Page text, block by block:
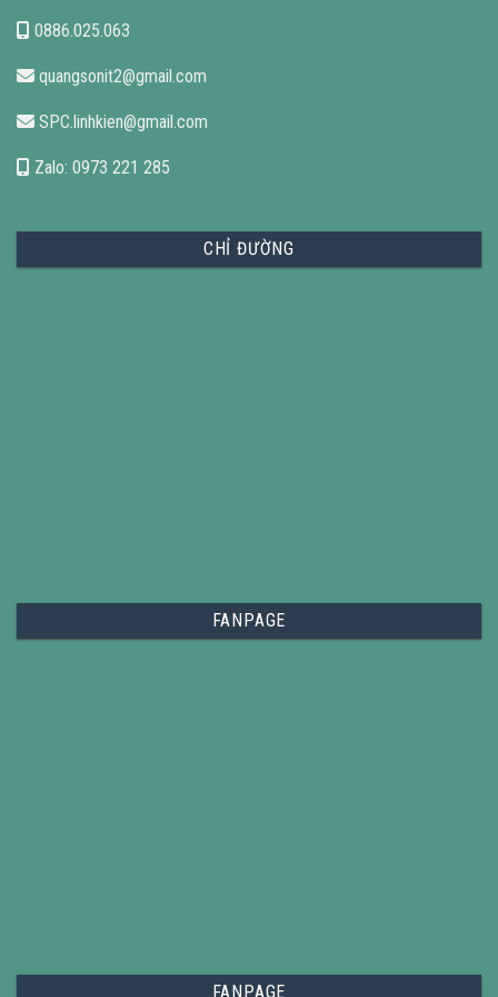
0886.025.063
quangsonit2@gmail.com
SPC.linhkien@gmail.com
Zalo: 0973 221 285
CHỈ ĐƯỜNG
FANPAGE
FANPAGE